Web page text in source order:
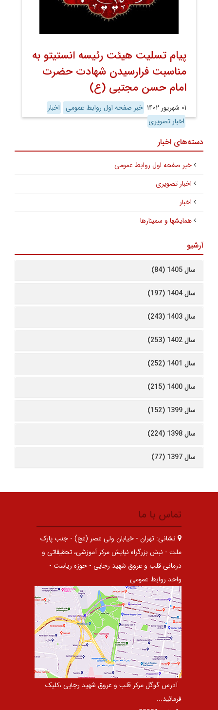
پیام تسلیت هیئت رئیسه انستیتو به
مناسبت فرارسیدن شهادت حضرت
امام حسن مجتبی (ع)
۰۱ شهریور ۱۴۰۲ خبر صفحه اول روابط عمومی اخبار
اخبار تصویری
دسته‌های اخبار
خبر صفحه اول روابط عمومی
اخبار تصویری
اخبار
همایشها و سمینارها
آرشیو
سال 1405 (84)
سال 1404 (197)
سال 1403 (243)
سال 1402 (253)
سال 1401 (252)
سال 1400 (215)
سال 1399 (152)
سال 1398 (224)
سال 1397 (77)
تماس با ما
نشانی: تهران - خیابان ولی عصر (عج) - جنب پارک
ملت - نبش بزرگراه نیایش مرکز آموزشی، تحقیقاتی و
درمانی قلب و عروق شهید رجایی - حوزه ریاست -
واحد روابط عمومی
آدرس گوگل مرکز قلب و عروق شهید رجایی ،کلیک
فرمائید...